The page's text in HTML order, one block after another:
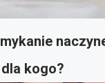
kogo?